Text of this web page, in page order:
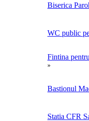
Biserica
WC public
Fintina
»
Bastionul
Statia CFR